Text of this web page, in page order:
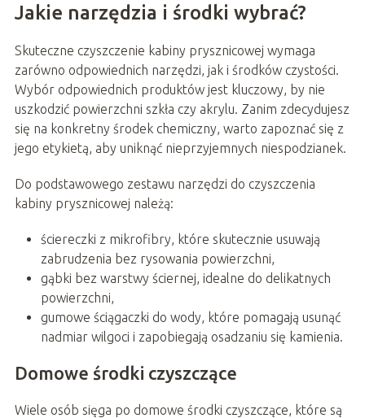
Jakie narzędzia i środki wybrać?
Skuteczne czyszczenie kabiny prysznicowej wymaga
zarówno odpowiednich narzędzi, jak i środków czystości.
Wybór odpowiednich produktów jest kluczowy, by nie
uszkodzić powierzchni szkła czy akrylu. Zanim zdecydujesz
się na konkretny środek chemiczny, warto zapoznać się z
jego etykietą, aby uniknąć nieprzyjemnych niespodzianek.
Do podstawowego zestawu narzędzi do czyszczenia
kabiny prysznicowej należą:
ściereczki z mikrofibry, które skutecznie usuwają
zabrudzenia bez rysowania powierzchni,
gąbki bez warstwy ściernej, idealne do delikatnych
powierzchni,
gumowe ściągaczki do wody, które pomagają usunąć
nadmiar wilgoci i zapobiegają osadzaniu się kamienia.
Domowe środki czyszczące
Wiele osób sięga po domowe środki czyszczące, które są